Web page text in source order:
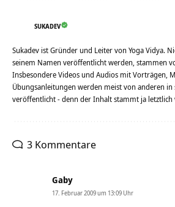
SUKADEV
Sukadev ist Gründer und Leiter von Yoga Vidya.
seinem Namen veröffentlicht werden, stammen
Insbesondere Videos und Audios mit Vorträgen,
Übungsanleitungen werden meist von anderen
veröffentlicht - denn der Inhalt stammt ja letztlich
3 Kommentare
Gaby
17. Februar 2009 um 13:09 Uhr